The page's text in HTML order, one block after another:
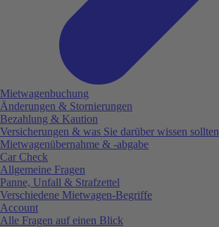
Mietwagenbuchung
Änderungen & Stornierungen
Bezahlung & Kaution
Versicherungen & was Sie darüber wissen sollten
Mietwagenübernahme & -abgabe
Car Check
Allgemeine Fragen
Panne, Unfall & Strafzettel
Verschiedene Mietwagen-Begriffe
Account
Alle Fragen auf einen Blick